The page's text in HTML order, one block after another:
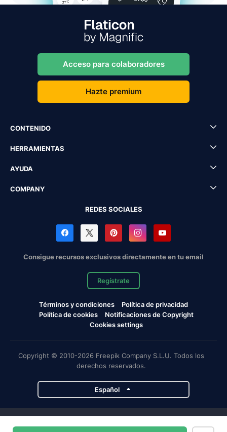
Acceso para colaboradores
Hazte premium
CONTENIDO
HERRAMIENTAS
AYUDA
COMPANY
REDES SOCIALES
Consigue recursos exclusivos directamente en tu email
Regístrate
Términos y condiciones
Política de privacidad
Política de cookies
Notificaciones de Copyright
Cookies settings
Copyright © 2010-2026 Freepik Company S.L.U. Todos los
derechos reservados.
Español